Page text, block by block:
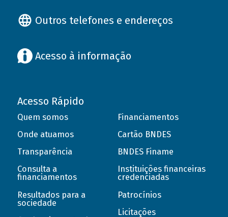
Outros telefones e endereços
Acesso à informação
Acesso Rápido
Quem somos
Onde atuamos
Transparência
Consulta a
financiamentos
Resultados para a
sociedade
Financiamentos
Cartão BNDES
BNDES Finame
Instituições financeiras
credenciadas
Patrocínios
Licitações